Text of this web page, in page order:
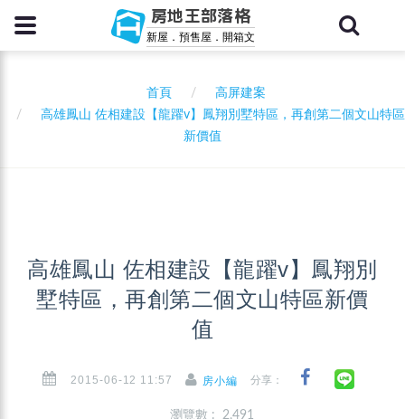
房地王部落格
新屋．預售屋．開箱文
首頁
高屏建案
高雄鳳山 佐相建設【龍躍v】鳳翔別墅特區，再創第二個文山特區
新價值
高雄鳳山 佐相建設【龍躍v】鳳翔別
墅特區，再創第二個文山特區新價
值
2015-06-12 11:57 房小編 分享：
瀏覽數 : 2,491